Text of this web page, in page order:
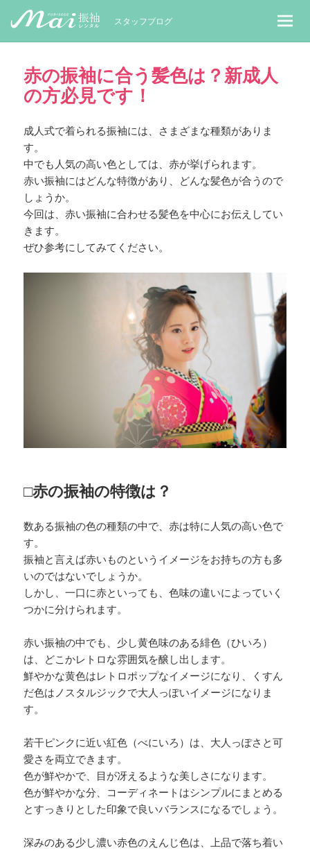
MaiレンタルBLOG｜Maiで成人式振袖
スタッフブログ
赤の振袖に合う髪色は？新成人
の方必見です！
成人式で着られる振袖には、さまざまな種類がありま
す。
中でも人気の高い色としては、赤が挙げられます。
赤い振袖にはどんな特徴があり、どんな髪色が合うので
しょうか。
今回は、赤い振袖に合わせる髪色を中心にお伝えしてい
きます。
ぜひ参考にしてみてください。
□赤の振袖の特徴は？
数ある振袖の色の種類の中で、赤は特に人気の高い色で
す。
振袖と言えば赤いものというイメージをお持ちの方も多
いのではないでしょうか。
しかし、一口に赤といっても、色味の違いによっていく
つかに分けられます。
赤い振袖の中でも、少し黄色味のある緋色（ひいろ）
は、どこかレトロな雰囲気を醸し出します。
鮮やかな黄色はレトロポップなイメージになり、くすん
だ色はノスタルジックで大人っぽいイメージになりま
す。
若干ピンクに近い紅色（べにいろ）は、大人っぽさと可
愛さを両立できます。
色が鮮やかで、目が冴えるような美しさになります。
色が鮮やかな分、コーディネートはシンプルにまとめる
とすっきりとした印象で良いバランスになるでしょう。
深みのある少し濃い赤色のえんじ色は、上品で落ち着い